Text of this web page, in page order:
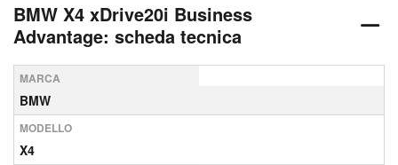
BMW X4 xDrive20i Business
Advantage: scheda tecnica
MARCA
BMW
MODELLO
X4